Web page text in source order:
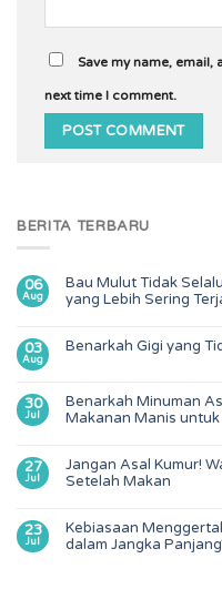
Save my name,
next time I comment.
BERITA TERBARU
06
Aug
Bau Mulut Tidak
yang Lebih Sering
03
Aug
Benarkah Gigi yang
30
Jul
Benarkah Minuman
Makanan Manis untuk
27
Jul
Jangan Asal Kumur!
Setelah Makan
23
Jul
Kebiasaan
dalam Jangka